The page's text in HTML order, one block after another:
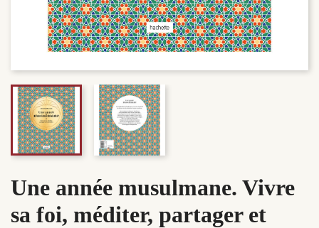
Une année musulmane. Vivre
sa foi, méditer, partager et